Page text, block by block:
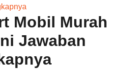
Mobil Murah
Jawaban